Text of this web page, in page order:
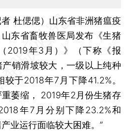
杜偲偲） 山东省非洲猪瘟疫
东省畜牧兽医局发布《生猪
2019年3月）》（下称《报
销滑坡较大，一级以上纯种
于2018年7月下降41.2%。
萎缩， 2019年2月份生猪存
年7月分别下降23.2%和
业运行面临较大困难。”